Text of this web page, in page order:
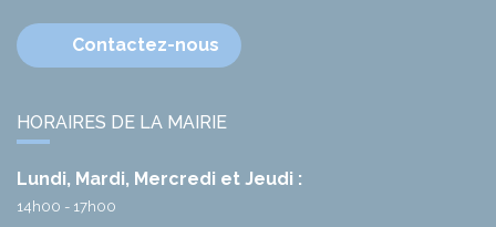
Contactez-nous
HORAIRES DE LA MAIRIE
Lundi, Mardi, Mercredi et Jeudi :
14h00 - 17h00